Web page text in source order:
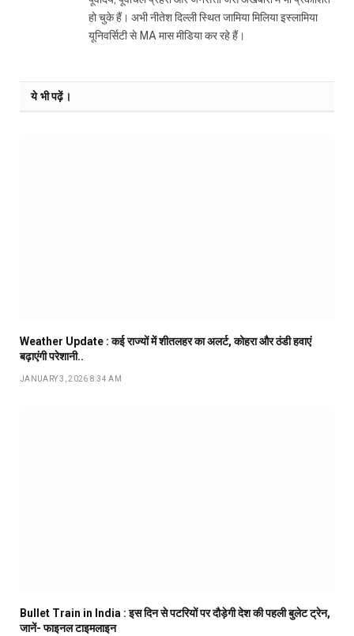
हो चुके हैं। अभी नीतेश दिल्ली स्थित जामिया मिलिया इस्लामिया
यूनिवर्सिटी से MA मास मीडिया कर रहे हैं।
ये भी पढ़ें।
Weather Update : कई राज्यों में शीतलहर का अलर्ट, कोहरा और ठंडी हवाएं
बढ़ाएंगी परेशानी..
JANUARY 3, 2026 8:34 AM
Bullet Train in India : इस दिन से पटरियों पर दौड़ेगी देश की पहली बुलेट ट्रेन,
जानें- फाइनल टाइमलाइन